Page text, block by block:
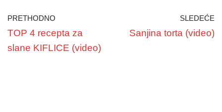
PRETHODNO
TOP 4 recepta za
slane KIFLICE (video)
SLEDEĆE
Sanjina torta (video)